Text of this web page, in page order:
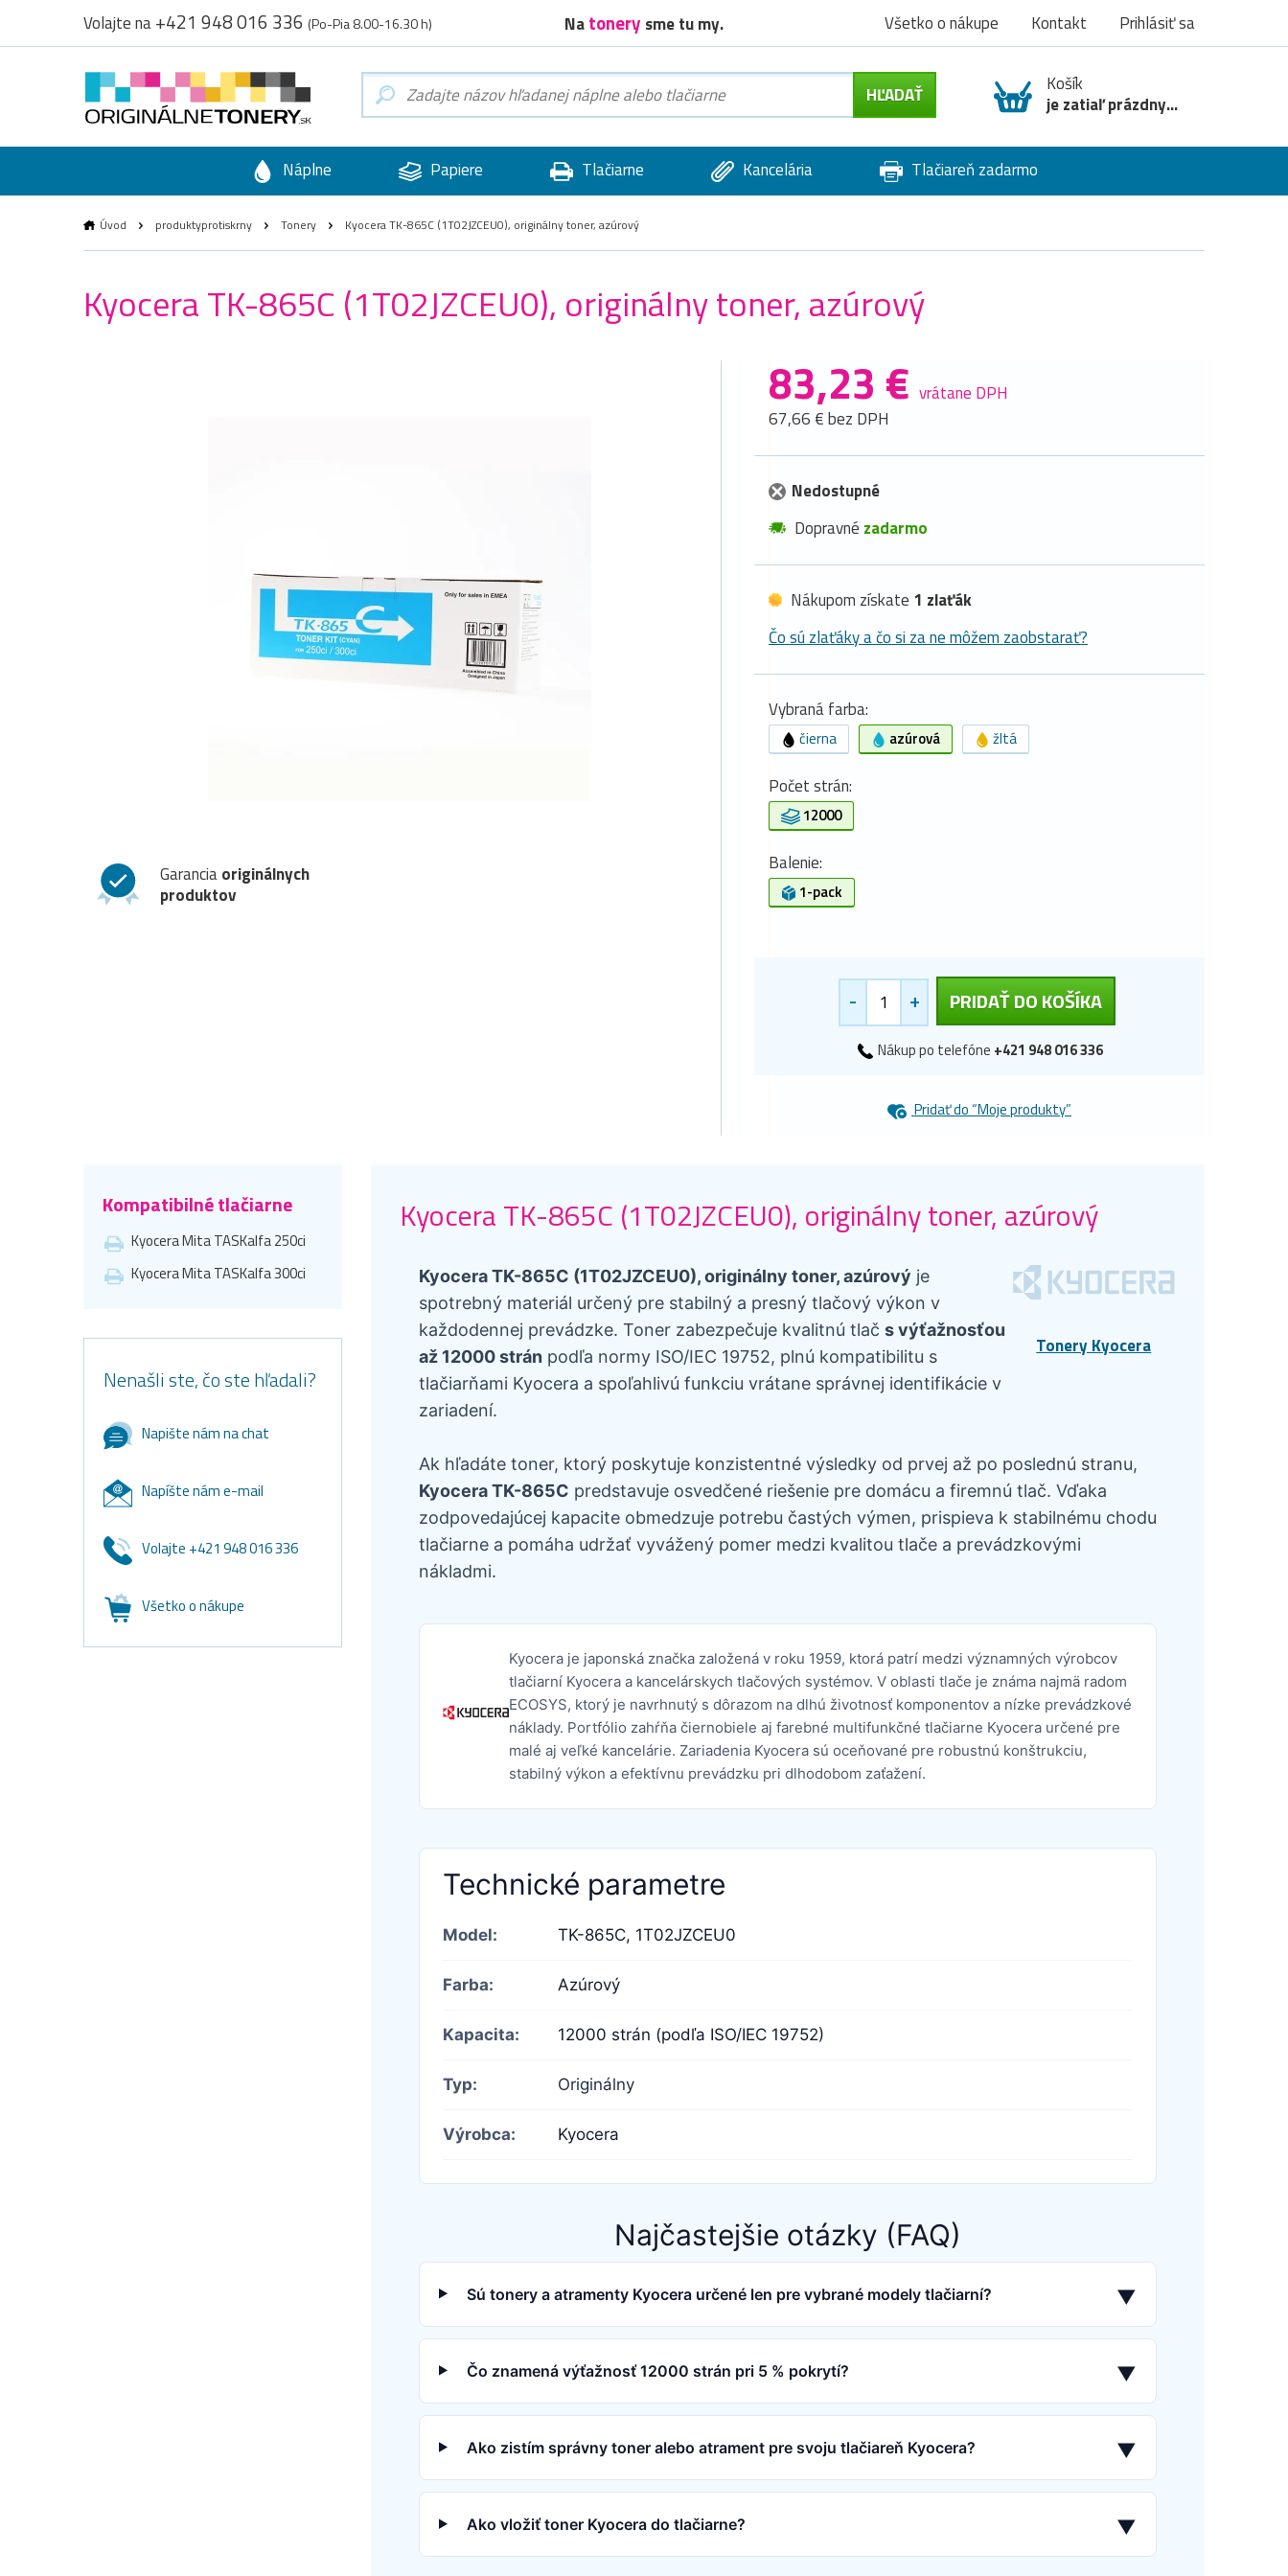
Volajte na+421 948 016 336 (Po-Pia 8.00-16.30 h) Natonery sme tu my. Všetko o nákupe Kontakt Prihlásiť sa
Košík
je zatiaľ prázdny...
Náplne Papiere Tlačiarne Kancelária Tlačiareň zadarmo
Úvod produktyprotiskrny Tonery Kyocera TK-865C (1T02JZCEU0), originálny toner, azúrový
Kyocera TK-865C (1T02JZCEU0), originálny toner, azúrový
Garanciaoriginálnych
produktov
83,23 € vrátane DPH
67,66 € bez DPH
Nedostupné
Dopravné zadarmo
Nákupom získate 1 zlaťák
Čo sú zlaťáky a čo si za ne môžem zaobstarať?
Vybraná farba:
čierna azúrová žltá
Počet strán:
12000
Balenie:
1-pack
- + PRIDAŤ DO KOŠÍKA
Nákup po telefóne +421 948 016 336
Pridať do “Moje produkty”
Kompatibilné tlačiarne
Kyocera Mita TASKalfa 250ci
Kyocera Mita TASKalfa 300ci
Nenašli ste, čo ste hľadali?
Napište nám na chat
Napíšte nám e-mail
Volajte +421 948 016 336
Všetko o nákupe
Kyocera TK-865C (1T02JZCEU0), originálny toner, azúrový
Tonery Kyocera
Kyocera TK-865C (1T02JZCEU0), originálny toner, azúrový je
spotrebný materiál určený pre stabilný a presný tlačový výkon v
každodennej prevádzke. Toner zabezpečuje kvalitnú tlač s výťažnosťou
až 12000 strán podľa normy ISO/IEC 19752, plnú kompatibilitu s
tlačiarňami Kyocera a spoľahlivú funkciu vrátane správnej identifikácie v
zariadení.
Ak hľadáte toner, ktorý poskytuje konzistentné výsledky od prvej až po poslednú stranu,
Kyocera TK-865C predstavuje osvedčené riešenie pre domácu a firemnú tlač. Vďaka
zodpovedajúcej kapacite obmedzuje potrebu častých výmen, prispieva k stabilnému chodu
tlačiarne a pomáha udržať vyvážený pomer medzi kvalitou tlače a prevádzkovými
nákladmi.
Kyocera je japonská značka založená v roku 1959, ktorá patrí medzi významných výrobcov
tlačiarní Kyocera a kancelárskych tlačových systémov. V oblasti tlače je známa najmä radom
ECOSYS, ktorý je navrhnutý s dôrazom na dlhú životnosť komponentov a nízke prevádzkové
náklady. Portfólio zahŕňa čiernobiele aj farebné multifunkčné tlačiarne Kyocera určené pre
malé aj veľké kancelárie. Zariadenia Kyocera sú oceňované pre robustnú konštrukciu,
stabilný výkon a efektívnu prevádzku pri dlhodobom zaťažení.
Technické parametre
Model: TK-865C, 1T02JZCEU0
Farba: Azúrový
Kapacita: 12000 strán (podľa ISO/IEC 19752)
Typ: Originálny
Výrobca: Kyocera
Najčastejšie otázky (FAQ)
Sú tonery a atramenty Kyocera určené len pre vybrané modely tlačiarní? ▼
Čo znamená výťažnosť 12000 strán pri 5 % pokrytí? ▼
Ako zistím správny toner alebo atrament pre svoju tlačiareň Kyocera? ▼
Ako vložiť toner Kyocera do tlačiarne? ▼